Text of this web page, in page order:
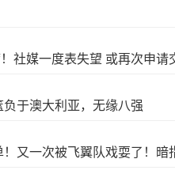
社媒一度表失望 或再次申请
于澳大利亚，无缘八强
又一次被飞翼队戏耍了！暗